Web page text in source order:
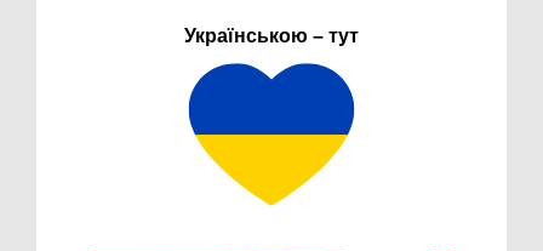
Українською – тут